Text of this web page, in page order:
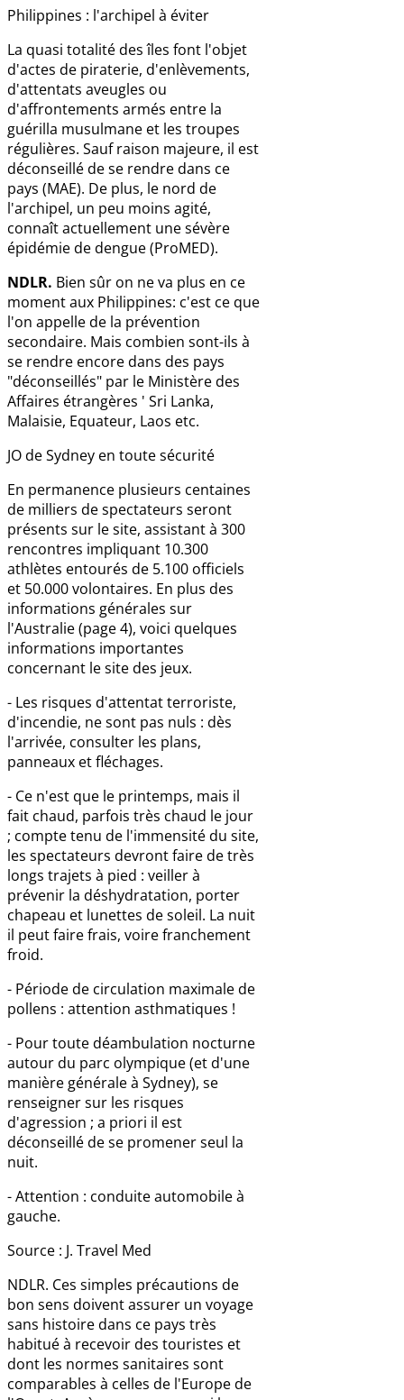
Philippines : l'archipel à éviter
La quasi totalité des îles font l'objet
d'actes de piraterie, d'enlèvements,
d'attentats aveugles ou
d'affrontements armés entre la
guérilla musulmane et les troupes
régulières. Sauf raison majeure, il est
déconseillé de se rendre dans ce
pays (MAE). De plus, le nord de
l'archipel, un peu moins agité,
connaît actuellement une sévère
épidémie de dengue (ProMED).
NDLR. Bien sûr on ne va plus en ce
moment aux Philippines: c'est ce que
l'on appelle de la prévention
secondaire. Mais combien sont-ils à
se rendre encore dans des pays
"déconseillés" par le Ministère des
Affaires étrangères ' Sri Lanka,
Malaisie, Equateur, Laos etc.
JO de Sydney en toute sécurité
En permanence plusieurs centaines
de milliers de spectateurs seront
présents sur le site, assistant à 300
rencontres impliquant 10.300
athlètes entourés de 5.100 officiels
et 50.000 volontaires. En plus des
informations générales sur
l'Australie (page 4), voici quelques
informations importantes
concernant le site des jeux.
- Les risques d'attentat terroriste,
d'incendie, ne sont pas nuls : dès
l'arrivée, consulter les plans,
panneaux et fléchages.
- Ce n'est que le printemps, mais il
fait chaud, parfois très chaud le jour
; compte tenu de l'immensité du site,
les spectateurs devront faire de très
longs trajets à pied : veiller à
prévenir la déshydratation, porter
chapeau et lunettes de soleil. La nuit
il peut faire frais, voire franchement
froid.
- Période de circulation maximale de
pollens : attention asthmatiques !
- Pour toute déambulation nocturne
autour du parc olympique (et d'une
manière générale à Sydney), se
renseigner sur les risques
d'agression ; a priori il est
déconseillé de se promener seul la
nuit.
- Attention : conduite automobile à
gauche.
Source : J. Travel Med
NDLR. Ces simples précautions de
bon sens doivent assurer un voyage
sans histoire dans ce pays très
habitué à recevoir des touristes et
dont les normes sanitaires sont
comparables à celles de l'Europe de